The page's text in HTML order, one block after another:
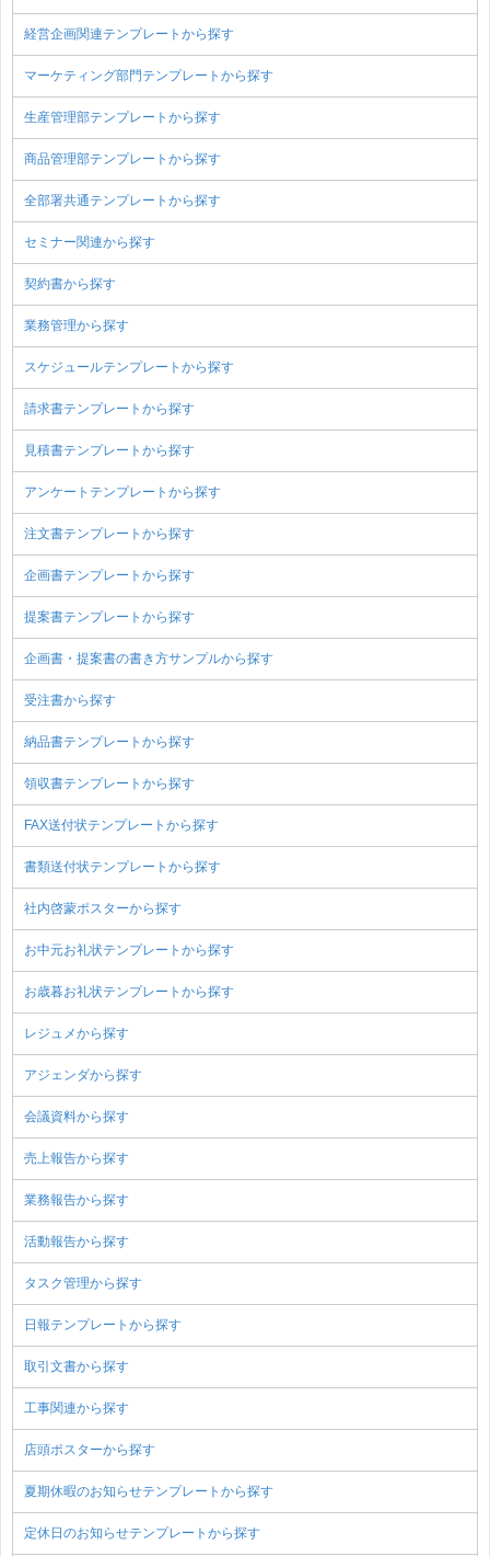
経営企画関連テンプレートから探す
マーケティング部門テンプレートから探す
生産管理部テンプレートから探す
商品管理部テンプレートから探す
全部署共通テンプレートから探す
セミナー関連から探す
契約書から探す
業務管理から探す
スケジュールテンプレートから探す
請求書テンプレートから探す
見積書テンプレートから探す
アンケートテンプレートから探す
注文書テンプレートから探す
企画書テンプレートから探す
提案書テンプレートから探す
企画書・提案書の書き方サンプルから探す
受注書から探す
納品書テンプレートから探す
領収書テンプレートから探す
FAX送付状テンプレートから探す
書類送付状テンプレートから探す
社内啓蒙ポスターから探す
お中元お礼状テンプレートから探す
お歳暮お礼状テンプレートから探す
レジュメから探す
アジェンダから探す
会議資料から探す
売上報告から探す
業務報告から探す
活動報告から探す
タスク管理から探す
日報テンプレートから探す
取引文書から探す
工事関連から探す
店頭ポスターから探す
夏期休暇のお知らせテンプレートから探す
定休日のお知らせテンプレートから探す